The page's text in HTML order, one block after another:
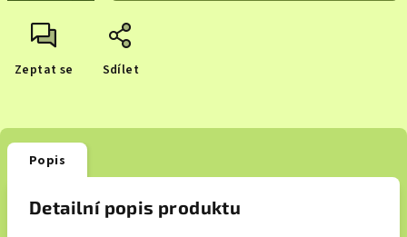
Zeptat se Sdílet
Popis
Detailní popis produktu